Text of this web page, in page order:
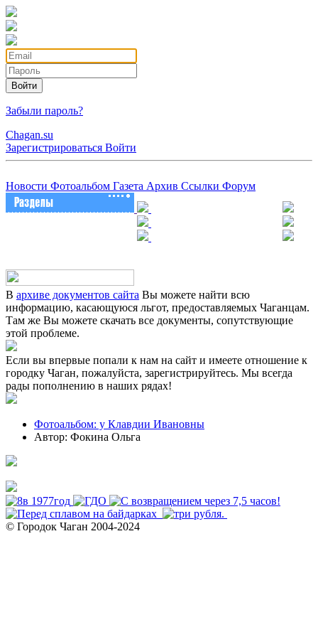
Войти
Забыли пароль?
Chagan.su
Зарегистрироваться Войти
Новости Фотоальбом Газета Архив Ссылки Форум
В архиве документов сайта Вы можете найти всю
информацию, касающуюся льгот, предоставляемых Чаганцам.
Там же Вы можете скачать все документы, сопутствующие
этой проблеме.
Если вы впервые попали к нам на сайт и имеете отношение к
городку Чаган, пожалуйста, зарегистрируйтесь. Мы всегда
рады пополнению в наших рядах!
Фотоальбом: у Клавдии Ивановны
Автор: Фокина Ольга
© Городок Чаган 2004-2024